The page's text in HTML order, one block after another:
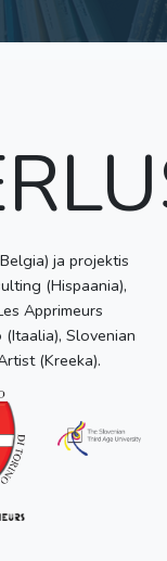
ja projektis
(Hispaania),
Apprimeurs
Slovenian
(Kreeka).